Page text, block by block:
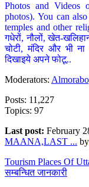
Photos and Videos
photos). You can
temples and other
गधेरों, नौलों, खेत-
चोटी, मंदिर और भी
दिखाइये अपने फोटू..
Moderators:
Posts: 11,227
Topics: 97
Last post: February
MAANA,LAST ...
Tourism Places Of
सम्बन्धित जानकारी